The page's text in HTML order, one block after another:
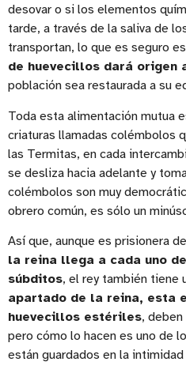
desovar o si los elementos
tarde, a través de la saliva de
transportan, lo que es seguro
de huevecillos dará origen
población sea restaurada a su
Toda esta alimentación mutua
criaturas llamadas colémbolos
las Termitas, en cada
se desliza hacia adelante y
colémbolos son muy
obrero común, es sólo un
Así que, aunque es prisionera
la reina llega a cada uno
súbditos, el rey también tiene
apartado de la reina, esta
huevecillos estériles,
pero cómo lo hacen es uno de
están guardados en la